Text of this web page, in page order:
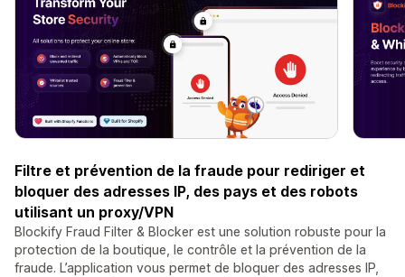
Filtre et prévention de la fraude pour rediriger et
bloquer des adresses IP, des pays et des robots
utilisant un proxy/VPN
Blockify Fraud Filter & Blocker est une solution robuste pour la
protection de la boutique, le contrôle et la prévention de la
fraude. L’application vous permet de bloquer des adresses IP,